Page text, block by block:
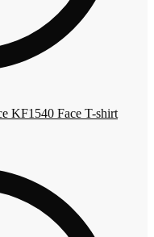
T-shirt